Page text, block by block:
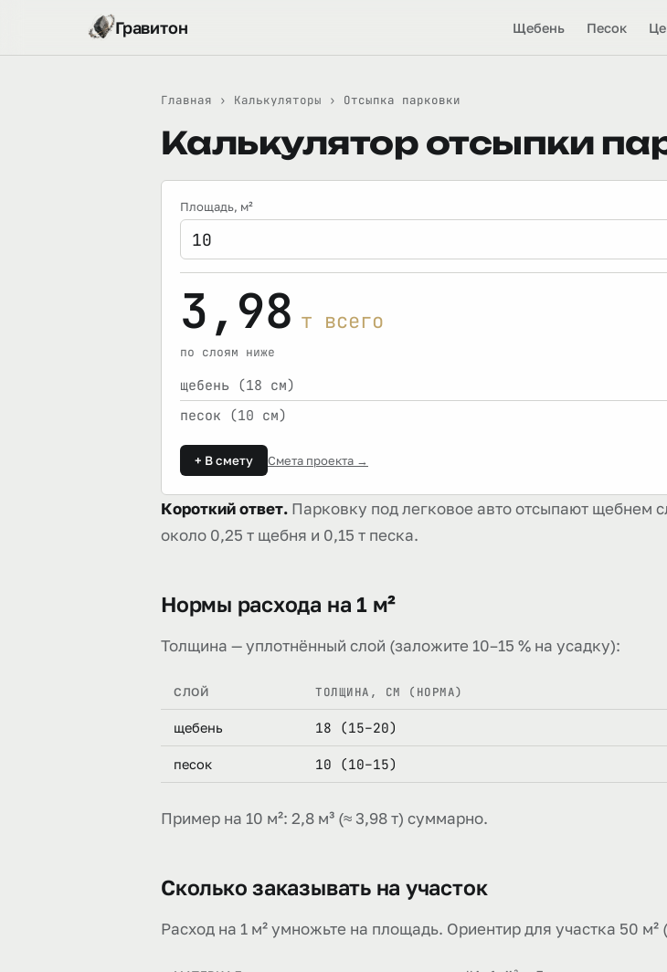
Гравитон Щебень Песок
Главная › Калькуляторы › Отсыпка парковки
Калькулятор отсыпки
Площадь, м²
3,98 т всего
по слоям ниже
щебень (18 см)
песок (10 см)
+ В смету Смета проекта →
Короткий ответ. Парковку под легковое авто отсыпают щебнем
около 0,25 т щебня и 0,15 т песка.
Нормы расхода на 1 м²
Толщина — уплотнённый слой (заложите 10–15 % на усадку):
СЛОЙ ТОЛЩИНА, СМ (НОРМА)
щебень 18 (15–20)
песок 10 (10–15)
Пример на 10 м²: 2,8 м³ (≈ 3,98 т) суммарно.
Сколько заказывать на участок
Расход на 1 м² умножьте на площадь. Ориентир для участка 50 м²